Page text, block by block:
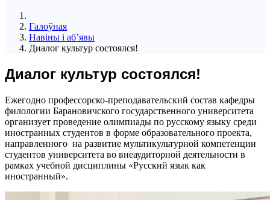
Галоўная
Навіны i аб’явы
Диалог культур состоялся!
Диалог культур состоялся!
Ежегодно профессорско-преподавательский состав кафедры
филологии Барановичского государственного университета
организует проведение олимпиады по русскому языку среди
иностранных студентов в форме образовательного проекта,
направленного на развитие мультикультурной компетенции
студентов университета во внеаудиторной деятельности в
рамках учебной дисциплины «Русский язык как
иностранный».